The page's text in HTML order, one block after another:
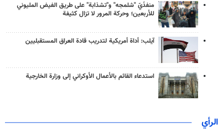
منفذَيّ "شلمجه" و"تشذابة" على طريق الفيض المليوني
للأربعين؛ وحركة المرور لا تزال كثيفة
آيلب: أداة أمريكية لتدريب قادة العراق المستقبليين
استدعاء القائم بالأعمال الأوكراني إلى وزارة الخارجية
الرأي